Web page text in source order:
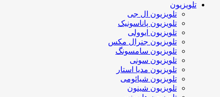
تلویزیون
تلویزیون ال جی
تلویزیون پاناسونیک
تلویزیون ایوولی
تلویزیون جنرال مکس
تلویزیون سامسونگ
تلویزیون سونی
تلویزیون مدیا استار
تلویزیون شیائومی
تلویزیون شینون